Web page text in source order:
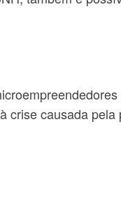
crise causada pela